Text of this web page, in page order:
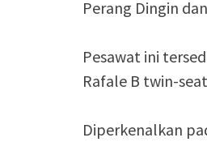
Perang Dingin
Pesawat ini
Rafale B twin-
Diperkenalkan